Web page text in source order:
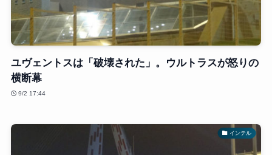
ユヴェントスは「破壊された」。ウルトラスが怒りの
横断幕
9/2 17:44
インテル